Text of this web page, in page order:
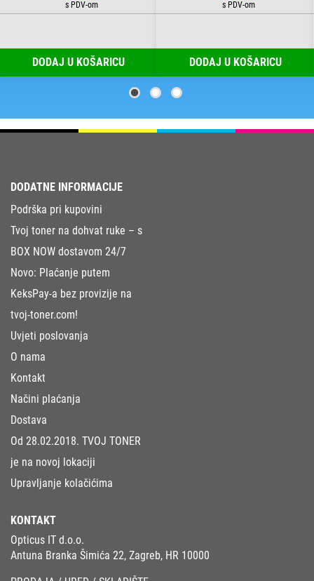
DODAJ U KOŠARICU DODAJ U KOŠARICU
DODATNE INFORMACIJE
Podrška pri kupovini
Tvoj toner na dohvat ruke – s
BOX NOW dostavom 24/7
Novo: Plaćanje putem
KeksPay-a bez provizije na
tvoj-toner.com!
Uvjeti poslovanja
O nama
Kontakt
Načini plaćanja
Dostava
Od 28.02.2018. TVOJ TONER
je na novoj lokaciji
Upravljanje kolačićima
KONTAKT
Opticus IT d.o.o.
Antuna Branka Šimića 22, Zagreb, HR 10000